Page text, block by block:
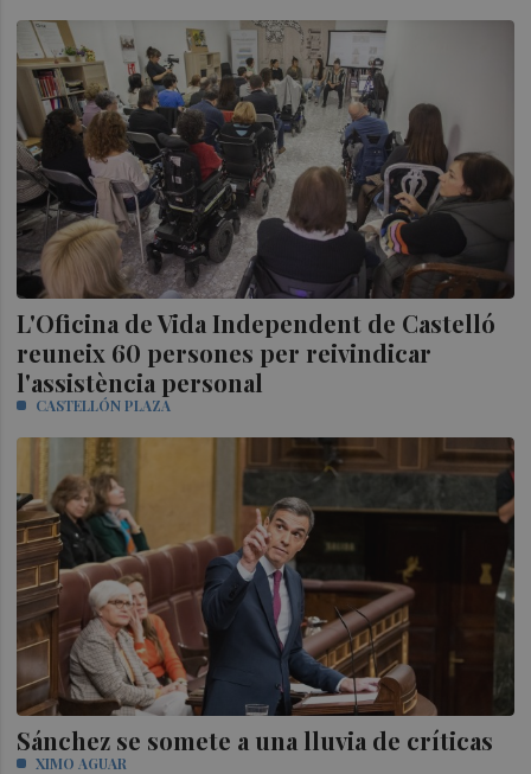
L'Oficina de Vida Independent de Castelló
reuneix 60 persones per reivindicar
l'assistència personal
CASTELLÓN PLAZA
Sánchez se somete a una lluvia de críticas
XIMO AGUAR